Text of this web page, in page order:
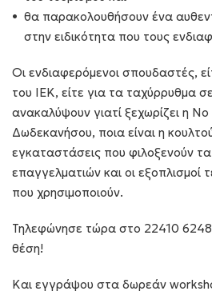
θα παρακολουθήσουν ένα
στην ειδικότητα που τους
Οι ενδιαφερόμενοι σπουδαστές,
του ΙΕΚ, είτε για τα ταχύρρυθμα
ανακαλύψουν γιατί ξεχωρίζει η Νο
Δωδεκανήσου, ποια είναι η
εγκαταστάσεις που φιλοξενούν
επαγγελματιών και οι εξοπλισμοί
που χρησιμοποιούν.
Τηλεφώνησε τώρα στο 22410
θέση!
Και εγγράψου στα δωρεάν